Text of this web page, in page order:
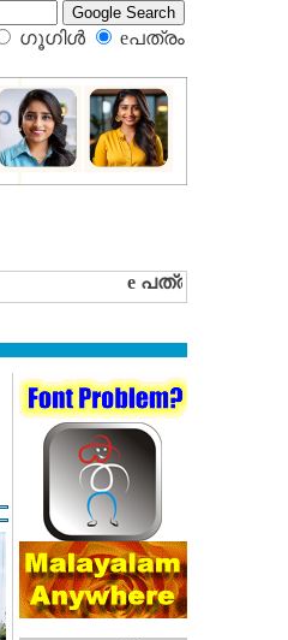
ഗൂഗിള്‍ eപത്രം‍